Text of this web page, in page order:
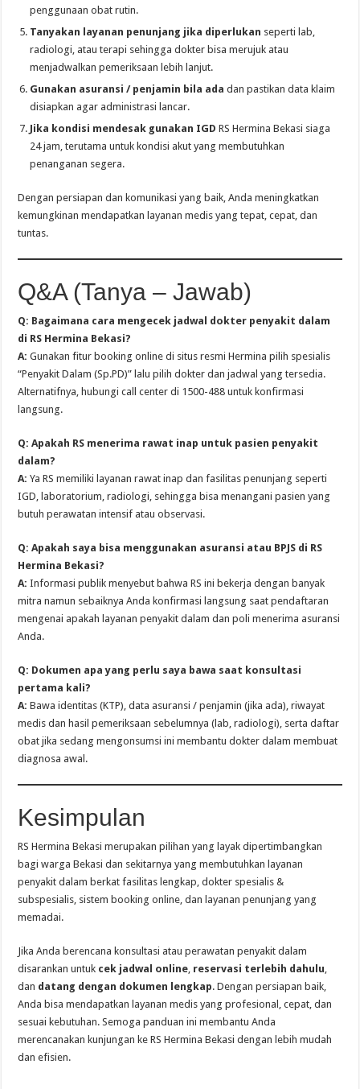
penggunaan obat rutin.
Tanyakan layanan penunjang jika diperlukan seperti lab,
radiologi, atau terapi sehingga dokter bisa merujuk atau
menjadwalkan pemeriksaan lebih lanjut.
Gunakan asuransi / penjamin bila ada dan pastikan data klaim
disiapkan agar administrasi lancar.
Jika kondisi mendesak gunakan IGD RS Hermina Bekasi siaga
24 jam, terutama untuk kondisi akut yang membutuhkan
penanganan segera.
Dengan persiapan dan komunikasi yang baik, Anda meningkatkan
kemungkinan mendapatkan layanan medis yang tepat, cepat, dan
tuntas.
Q&A (Tanya – Jawab)
Q: Bagaimana cara mengecek jadwal dokter penyakit dalam
di RS Hermina Bekasi?
A: Gunakan fitur booking online di situs resmi Hermina pilih spesialis
“Penyakit Dalam (Sp.PD)” lalu pilih dokter dan jadwal yang tersedia.
Alternatifnya, hubungi call center di 1500-488 untuk konfirmasi
langsung.
Q: Apakah RS menerima rawat inap untuk pasien penyakit
dalam?
A: Ya RS memiliki layanan rawat inap dan fasilitas penunjang seperti
IGD, laboratorium, radiologi, sehingga bisa menangani pasien yang
butuh perawatan intensif atau observasi.
Q: Apakah saya bisa menggunakan asuransi atau BPJS di RS
Hermina Bekasi?
A: Informasi publik menyebut bahwa RS ini bekerja dengan banyak
mitra namun sebaiknya Anda konfirmasi langsung saat pendaftaran
mengenai apakah layanan penyakit dalam dan poli menerima asuransi
Anda.
Q: Dokumen apa yang perlu saya bawa saat konsultasi
pertama kali?
A: Bawa identitas (KTP), data asuransi / penjamin (jika ada), riwayat
medis dan hasil pemeriksaan sebelumnya (lab, radiologi), serta daftar
obat jika sedang mengonsumsi ini membantu dokter dalam membuat
diagnosa awal.
Kesimpulan
RS Hermina Bekasi merupakan pilihan yang layak dipertimbangkan
bagi warga Bekasi dan sekitarnya yang membutuhkan layanan
penyakit dalam berkat fasilitas lengkap, dokter spesialis &
subspesialis, sistem booking online, dan layanan penunjang yang
memadai.
Jika Anda berencana konsultasi atau perawatan penyakit dalam
disarankan untuk cek jadwal online, reservasi terlebih dahulu,
dan datang dengan dokumen lengkap. Dengan persiapan baik,
Anda bisa mendapatkan layanan medis yang profesional, cepat, dan
sesuai kebutuhan. Semoga panduan ini membantu Anda
merencanakan kunjungan ke RS Hermina Bekasi dengan lebih mudah
dan efisien.